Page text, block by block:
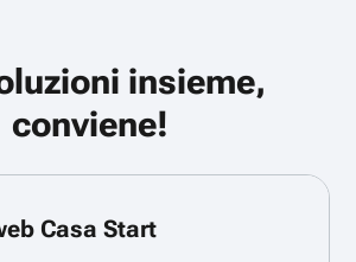
insieme,
conviene!
Casa Start